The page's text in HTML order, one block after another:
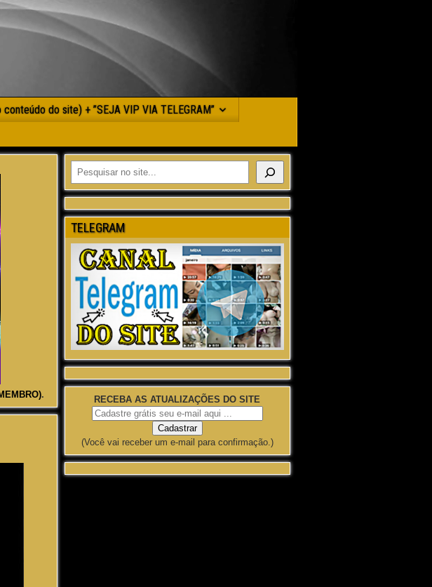
do site) + ”SEJA VIP VIA TELEGRAM”
.
TELEGRAM
RECEBA AS ATUALIZAÇÕES DO SITE
(Você vai receber um e-mail para confirmação.)